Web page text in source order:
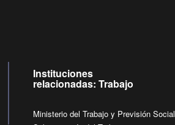
Instituciones
relacionadas: Trabajo
Ministerio del Trabajo y Previsión Social